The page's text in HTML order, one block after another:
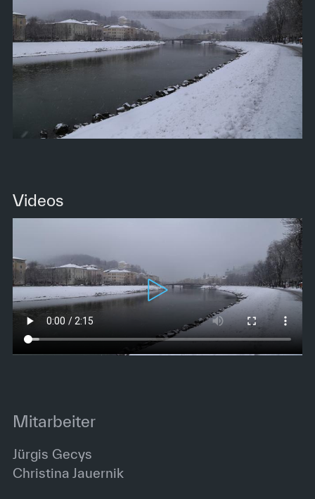
Mitarbeiter
Jürgis Gecys
Christina Jauernik
Videos